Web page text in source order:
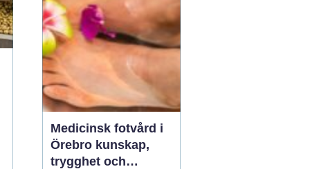
Medicinsk fotvård i
Örebro kunskap,
trygghet och